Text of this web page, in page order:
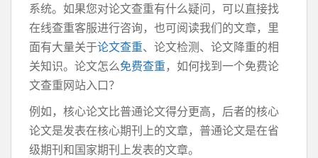
系统。如果您对论文查重有什么疑问，可以直接找
在线查重客服进行咨询，也可阅读我们的文章，里
面有大量关于论文查重、论文检测、论文降重的相
关知识。论文怎么免费查重，如何找到一个免费论
文查重网站入口？
例如，核心论文比普通论文得分更高，后者的核心
论文是发表在核心期刊上的文章，普通论文是在省
级期刊和国家期刊上发表的文章。